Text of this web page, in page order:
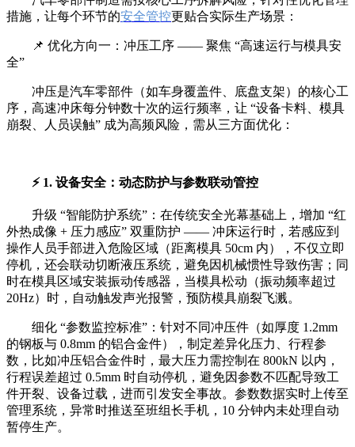
措施，让每个环节的安全管控更贴合实际生产场景：
📌 优化方向一：冲压工序 —— 聚焦 “高速运行与模具安
全”
冲压是汽车零部件（如车身覆盖件、底盘支架）的核心工
序，高速冲床每分钟数十次的运行频率，让 “设备卡料、模具
崩裂、人员误触” 成为高频风险，需从三方面优化：
⚡ 1. 设备安全：动态防护与参数联动管控
升级 “智能防护系统”：在传统安全光幕基础上，增加 “红
外热成像 + 压力感应” 双重防护 —— 冲床运行时，若感应到
操作人员手部进入危险区域（距离模具 50cm 内），不仅立即
停机，还会联动切断液压系统，避免因机械惯性导致伤害；同
时在模具区域安装振动传感器，当模具松动（振动频率超过
20Hz）时，自动触发声光报警，预防模具崩裂飞溅。
细化 “参数监控标准”：针对不同冲压件（如厚度 1.2mm
的钢板与 0.8mm 的铝合金件），制定差异化压力、行程参
数，比如冲压铝合金件时，最大压力需控制在 800kN 以内，
行程误差超过 0.5mm 时自动停机，避免因参数不匹配导致工
件开裂、设备过载，进而引发安全事故。参数数据实时上传至
管理系统，异常时推送至班组长手机，10 分钟内未处理自动
暂停生产。